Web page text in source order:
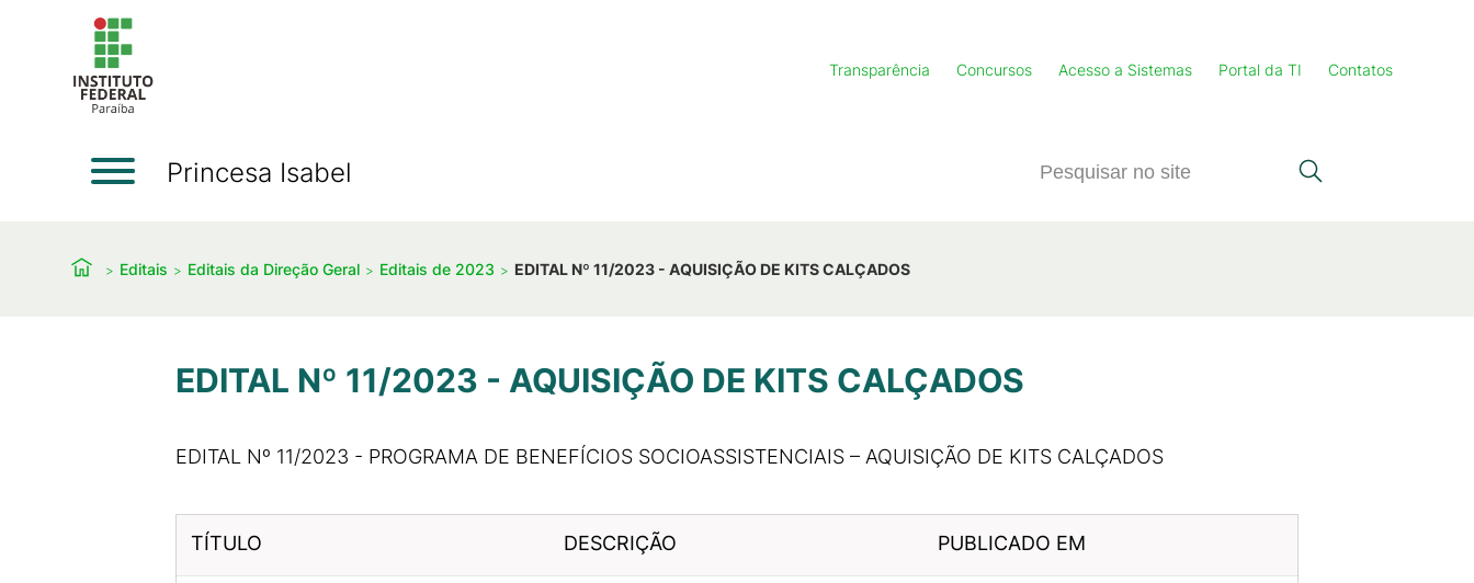
Transparência Concursos Acesso a Sistemas Portal da TI Contatos
Princesa Isabel
Editais Editais da Direção Geral Editais de 2023 EDITAL Nº 11/2023 - AQUISIÇÃO DE KITS CALÇADOS
EDITAL Nº 11/2023 - AQUISIÇÃO DE KITS CALÇADOS
EDITAL Nº 11/2023 - PROGRAMA DE BENEFÍCIOS SOCIOASSISTENCIAIS – AQUISIÇÃO DE KITS CALÇADOS
TÍTULO DESCRIÇÃO PUBLICADO EM